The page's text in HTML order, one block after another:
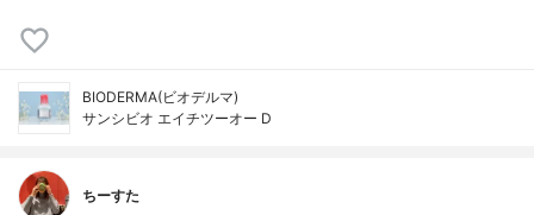
BIODERMA(ビオデルマ)
サンシビオ エイチツーオー D
ちーすた